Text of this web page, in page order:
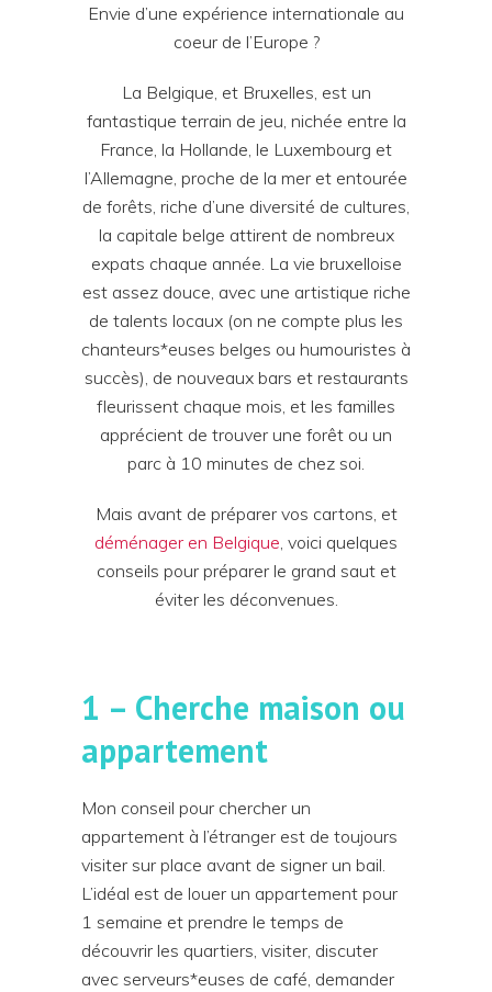
Envie d’une expérience internationale au
coeur de l’Europe ?
La Belgique, et Bruxelles, est un
fantastique terrain de jeu, nichée entre la
France, la Hollande, le Luxembourg et
l’Allemagne, proche de la mer et entourée
de forêts, riche d’une diversité de cultures,
la capitale belge attirent de nombreux
expats chaque année. La vie bruxelloise
est assez douce, avec une artistique riche
de talents locaux (on ne compte plus les
chanteurs*euses belges ou humouristes à
succès), de nouveaux bars et restaurants
fleurissent chaque mois, et les familles
apprécient de trouver une forêt ou un
parc à 10 minutes de chez soi.
Mais avant de préparer vos cartons, et
déménager en Belgique, voici quelques
conseils pour préparer le grand saut et
éviter les déconvenues.
1 – Cherche maison ou
appartement
Mon conseil pour chercher un
appartement à l’étranger est de toujours
visiter sur place avant de signer un bail.
L’idéal est de louer un appartement pour
1 semaine et prendre le temps de
découvrir les quartiers, visiter, discuter
avec serveurs*euses de café, demander